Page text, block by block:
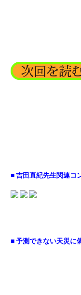
■ 吉田直紀先生関連コ
■ 予測できない天災に